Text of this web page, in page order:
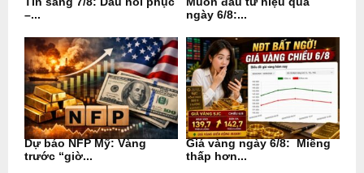
–...
ngày 6/8:...
Dự báo NFP Mỹ: Vàng
trước “giờ...
Giá vàng ngày 6/8: Miếng
thấp hơn...